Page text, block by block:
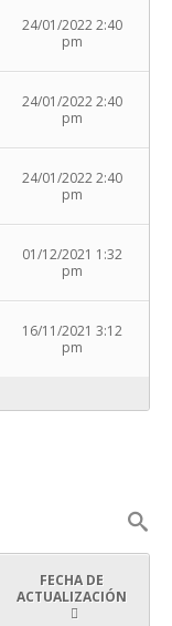
24/01/2022 2:40
pm
24/01/2022 2:40
pm
24/01/2022 2:40
pm
01/12/2021 1:32
pm
16/11/2021 3:12
pm
FECHA DE
ACTUALIZACIÓN